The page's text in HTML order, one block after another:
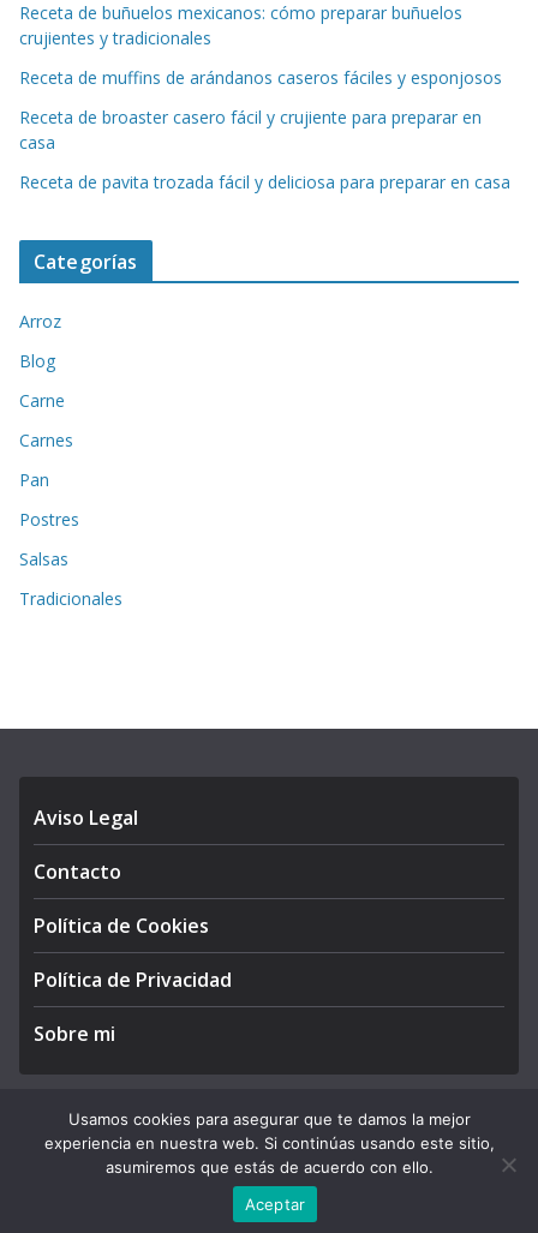
Receta de buñuelos mexicanos: cómo preparar buñuelos
crujientes y tradicionales
Receta de muffins de arándanos caseros fáciles y esponjosos
Receta de broaster casero fácil y crujiente para preparar en
casa
Receta de pavita trozada fácil y deliciosa para preparar en casa
Categorías
Arroz
Blog
Carne
Carnes
Pan
Postres
Salsas
Tradicionales
Aviso Legal
Contacto
Política de Cookies
Política de Privacidad
Sobre mi
Copyright © 2026APEGA Perú. All rights reserved.
by ThemeGrill. Powered by
Usamos cookies para asegurar que te damos la mejor
experiencia en nuestra web. Si continúas usando este sitio,
asumiremos que estás de acuerdo con ello.
Aceptar